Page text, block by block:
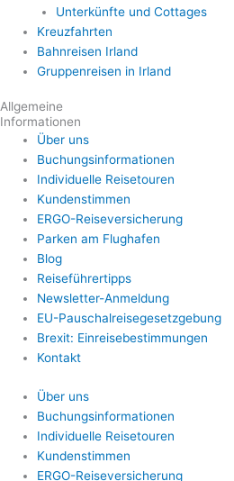
Unterkünfte und Cottages
Kreuzfahrten
Bahnreisen Irland
Gruppenreisen in Irland
Allgemeine
Informationen
Über uns
Buchungsinformationen
Individuelle Reisetouren
Kundenstimmen
ERGO-Reiseversicherung
Parken am Flughafen
Blog
Reiseführertipps
Newsletter-Anmeldung
EU-Pauschalreisegesetzgebung
Brexit: Einreisebestimmungen
Kontakt
Über uns
Buchungsinformationen
Individuelle Reisetouren
Kundenstimmen
ERGO-Reiseversicherung